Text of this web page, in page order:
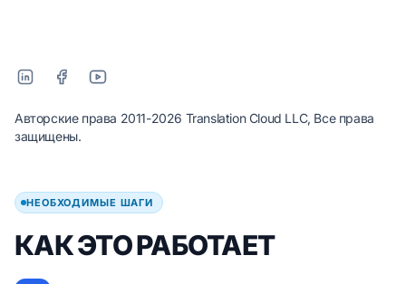
Авторские права 2011-2026 Translation Cloud LLC, Все права
защищены.
НЕОБХОДИМЫЕ ШАГИ
КАК ЭТО РАБОТАЕТ